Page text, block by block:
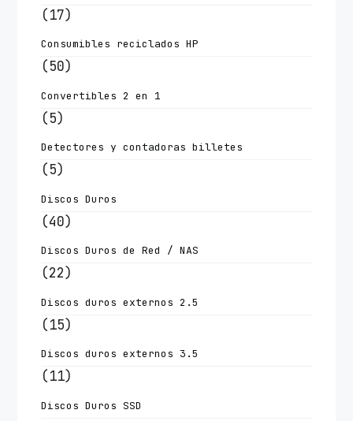
(17)
Consumibles reciclados HP
(50)
Convertibles 2 en 1
(5)
Detectores y contadoras billetes
(5)
Discos Duros
(40)
Discos Duros de Red / NAS
(22)
Discos duros externos 2.5
(15)
Discos duros externos 3.5
(11)
Discos Duros SSD